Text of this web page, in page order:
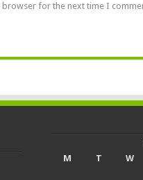
browser for the next time I
M
T W